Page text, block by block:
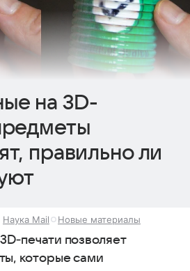
на 3D-
правильно ли
Наука Mail Новые материалы
позволяет
которые сами